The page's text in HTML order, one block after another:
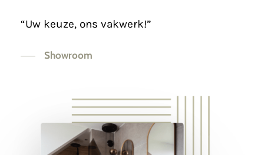
“Uw keuze, ons vakwerk!”
Showroom